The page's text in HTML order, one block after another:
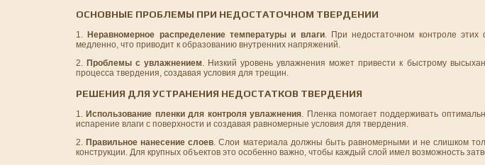
ОСНОВНЫЕ ПРОБЛЕМЫ ПРИ НЕДОСТАТОЧНОМ ТВЕРДЕНИИ
1. Неравномерное распределение температуры и влаги. При недостаточном контроле этих
медленно, что приводит к образованию внутренних напряжений.
2. Проблемы с увлажнением. Низкий уровень увлажнения может привести к быстрому
процесса твердения, создавая условия для трещин.
РЕШЕНИЯ ДЛЯ УСТРАНЕНИЯ НЕДОСТАТКОВ ТВЕРДЕНИЯ
1. Использование пленки для контроля увлажнения. Пленка помогает поддерживать
испарение влаги с поверхности и создавая равномерные условия для твердения.
2. Правильное нанесение слоев. Слои материала должны быть равномерными и не слишком
конструкции. Для крупных объектов это особенно важно, чтобы каждый слой имел возможность